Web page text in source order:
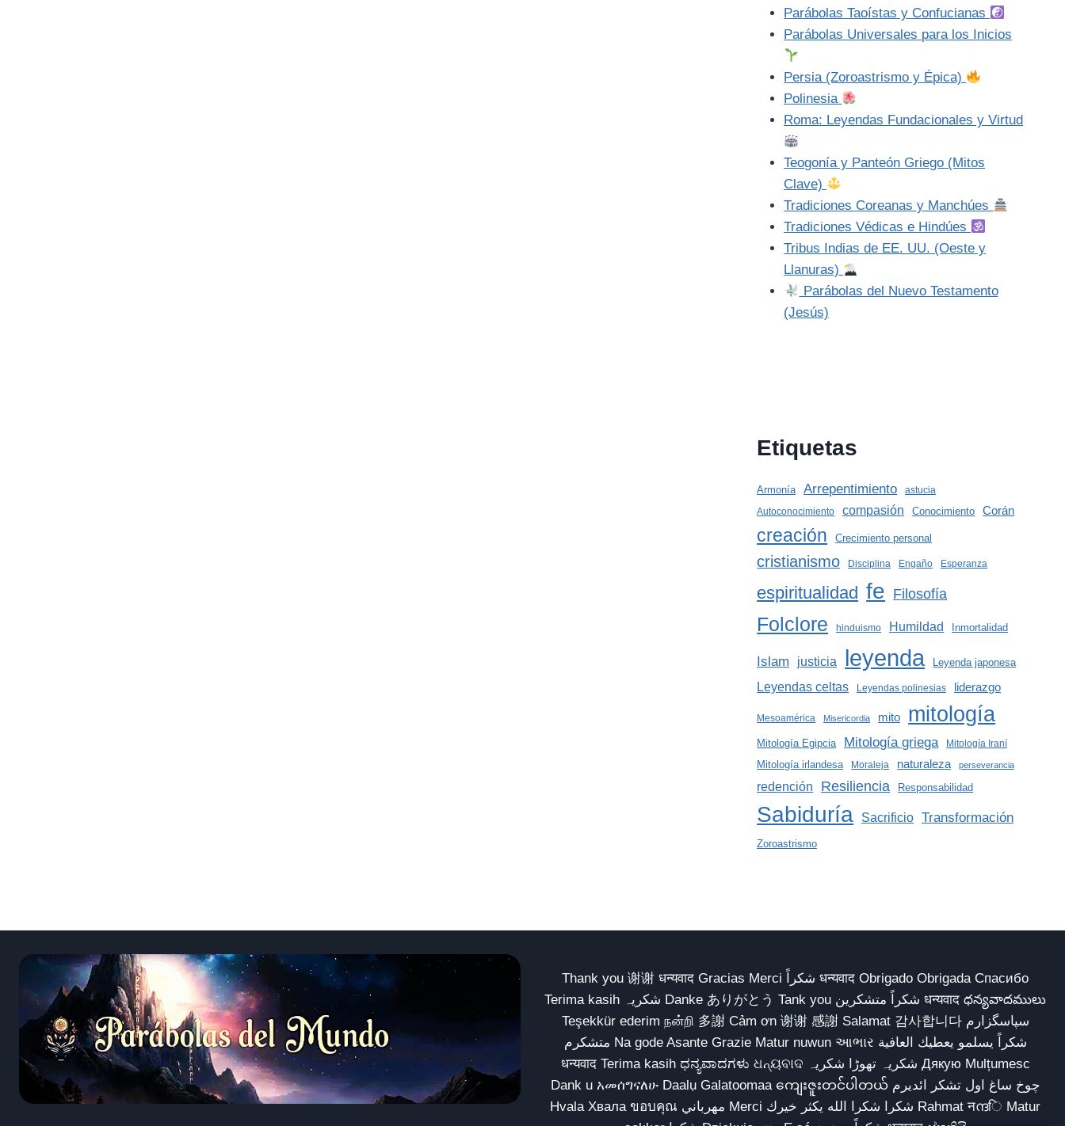
Parábolas Taoístas y Confucianas
Parábolas Universales para los Inicios
Persia (Zoroastrismo y Épica)
Polinesia
Roma: Leyendas Fundacionales y Virtud
Teogonía y Panteón Griego (Mitos
Clave)
Tradiciones Coreanas y Manchúes
Tradiciones Védicas e Hindúes
Tribus Indias de EE. UU. (Oeste y
Llanuras)
Parábolas del Nuevo Testamento
(Jesús)
Etiquetas
Armonía Arrepentimiento
astucia
Autoconocimiento
compasión Conocimiento Corán
creación Crecimiento personal
cristianismo Disciplina Engaño Esperanza
espiritualidad fe Filosofía
Folclore hinduismo Humildad Inmortalidad
Islam justicia leyenda Leyenda japonesa
Leyendas celtas Leyendas polinesias liderazgo
Mesoamérica Misericordia mito mitología
Mitología Egipcia Mitología griega Mitología Iraní
Mitología irlandesa Moraleja naturaleza perseverancia
redención Resiliencia Responsabilidad
Sabiduría Sacrificio Transformación
Zoroastrismo
Thank you 谢谢 धन्यवाद Gracias Merci شكراً धन्यवाद Obrigado Obrigada Спасибо
Terima kasih شکریہ Danke ありがとう Tank you شكراً متشكرين धन्यवाद ధన్యవాదములు
Teşekkür ederim நன்றி 多謝 Cảm ơn 谢谢 感謝 Salamat 감사합니다 سپاسگزارم
متشکرم Na gode Asante Grazie Matur nuwun આભાર شكراً يسلمو يعطيك العافية
धन्यवाद Terima kasih ಧನ್ಯವಾದಗಳು ଧନ୍ୟବାଦ شکریہ تھوڑا شکریہ Дякую Mulțumesc
Dank u አመሰግናለሁ Daalụ Galatoomaa ကျေးဇူးတင်ပါတယ် چوخ ساغ اول تشکر ائدیرم
Hvala Хвала ขอบคุณ مهرباني Merci شكرا شكرا الله يكثر خيرك Rahmat नന്ദि Matur